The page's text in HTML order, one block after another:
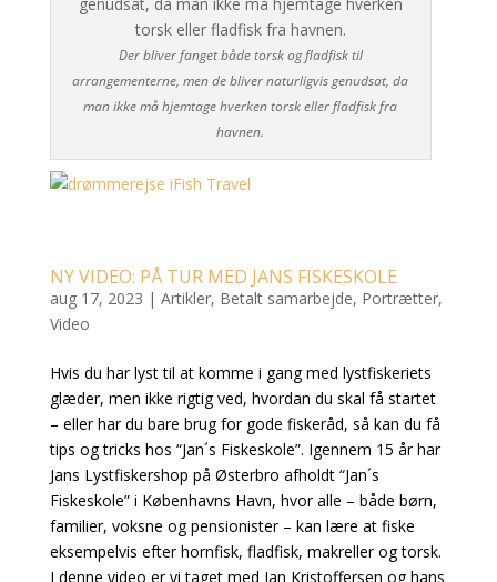
Der bliver fanget både torsk og fladfisk til
arrangementerne, men de bliver naturligvis genudsat, da
man ikke må hjemtage hverken torsk eller fladfisk fra
havnen.
NY VIDEO: PÅ TUR MED JANS FISKESKOLE
aug 17, 2023 | Artikler, Betalt samarbejde, Portrætter,
Video
Hvis du har lyst til at komme i gang med lystfiskeriets
glæder, men ikke rigtig ved, hvordan du skal få startet
– eller har du bare brug for gode fiskeråd, så kan du få
tips og tricks hos “Jan´s Fiskeskole”. Igennem 15 år har
Jans Lystfiskershop på Østerbro afholdt “Jan´s
Fiskeskole” i Københavns Havn, hvor alle – både børn,
familier, voksne og pensionister – kan lære at fiske
eksempelvis efter hornfisk, fladfisk, makreller og torsk.
I denne video er vi taget med Jan Kristoffersen og hans